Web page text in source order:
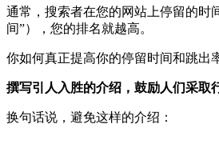
通常，搜索者在您的网站上停留的时
间”），您的排名就越高。
你如何真正提高你的停留时间和跳出
撰写引人入胜的介绍，鼓励人们采取
换句话说，避免这样的介绍：